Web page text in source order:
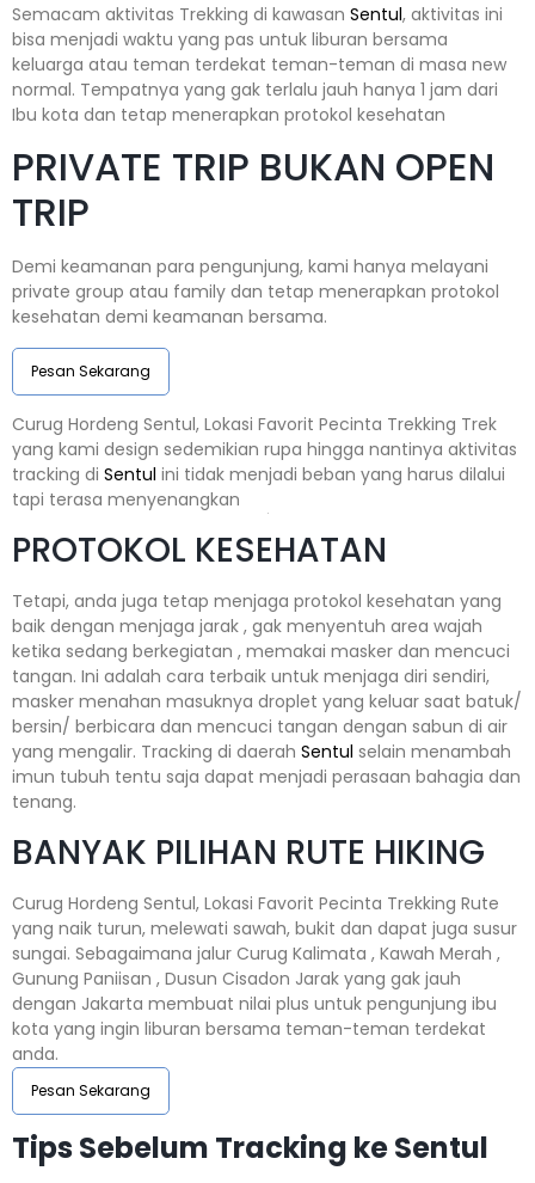
Semacam aktivitas Trekking di kawasan Sentul, aktivitas ini
bisa menjadi waktu yang pas untuk liburan bersama
keluarga atau teman terdekat teman-teman di masa new
normal. Tempatnya yang gak terlalu jauh hanya 1 jam dari
Ibu kota dan tetap menerapkan protokol kesehatan
PRIVATE TRIP BUKAN OPEN
TRIP
Demi keamanan para pengunjung, kami hanya melayani
private group atau family dan tetap menerapkan protokol
kesehatan demi keamanan bersama.
Pesan Sekarang
Curug Hordeng Sentul, Lokasi Favorit Pecinta Trekking Trek
yang kami design sedemikian rupa hingga nantinya aktivitas
tracking di Sentul ini tidak menjadi beban yang harus dilalui
tapi terasa menyenangkan
PROTOKOL KESEHATAN
Tetapi, anda juga tetap menjaga protokol kesehatan yang
baik dengan menjaga jarak , gak menyentuh area wajah
ketika sedang berkegiatan , memakai masker dan mencuci
tangan. Ini adalah cara terbaik untuk menjaga diri sendiri,
masker menahan masuknya droplet yang keluar saat batuk/
bersin/ berbicara dan mencuci tangan dengan sabun di air
yang mengalir. Tracking di daerah Sentul selain menambah
imun tubuh tentu saja dapat menjadi perasaan bahagia dan
tenang.
BANYAK PILIHAN RUTE HIKING
Curug Hordeng Sentul, Lokasi Favorit Pecinta Trekking Rute
yang naik turun, melewati sawah, bukit dan dapat juga susur
sungai. Sebagaimana jalur Curug Kalimata , Kawah Merah ,
Gunung Paniisan , Dusun Cisadon Jarak yang gak jauh
dengan Jakarta membuat nilai plus untuk pengunjung ibu
kota yang ingin liburan bersama teman-teman terdekat
anda.
Pesan Sekarang
Tips Sebelum Tracking ke Sentul